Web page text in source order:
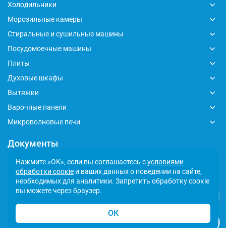
Холодильники
Морозильные камеры
Стиральные и сушильные машины
Посудомоечные машины
Плиты
Духовые шкафы
Вытяжки
Варочные панели
Микроволновые печи
Документы
Глобальный кодекс делового поведения
Политика обработки персональных данных
Сообщить о несоответствии
© 2026 Indesit - Официальный сайт. Все права защищены.
Нажмите «ОК», если вы соглашаетесь сусловиями
обработки соокіе и ваших данных о поведении на сайте,
необходимых для аналитики. Запретить обработку соокіе
вы можете через браузер.
ОК